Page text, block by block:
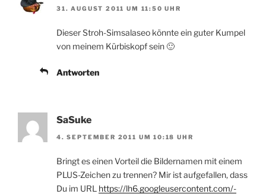
31. AUGUST 2011 UM 11:50 UHR
Dieser Stroh-Simsalaseo könnte ein guter Kumpel
von meinem Kürbiskopf sein 🙂
Antworten
SaSuke
4. SEPTEMBER 2011 UM 10:18 UHR
Bringt es einen Vorteil die Bildernamen mit einem
PLUS-Zeichen zu trennen? Mir ist aufgefallen, dass
Du im URL https://lh6.googleusercontent.com/-